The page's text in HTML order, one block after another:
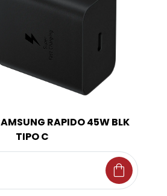
RAPIDO 45W BLK
TIPO C
shopping_bag